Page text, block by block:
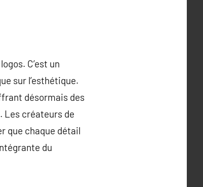
C’est un
sur l’esthétique.
désormais des
Les créateurs de
que chaque détail
du